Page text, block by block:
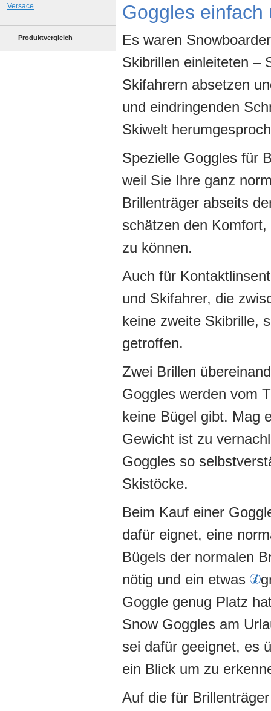
Goggles
Es waren
Skibrillen einleiteten –
Skifahrern absetzen
und eindringenden
Skiwelt
Spezielle Goggles für
weil Sie Ihre ganz
Brillenträger abseits
schätzen den
zu können.
Auch für
und Skifahrer, die
keine zweite Skibrille,
getroffen.
Zwei Brillen
Goggles werden vom
keine Bügel gibt. Mag
Gewicht ist zu
Goggles so
Skistöcke.
Beim Kauf einer
dafür eignet, eine
Bügels der normalen
nötig und ein etwas
Goggle genug Platz
Snow Goggles am
sei dafür geeignet, es
ein Blick um zu
Auf die für
Versace
Produktvergleich